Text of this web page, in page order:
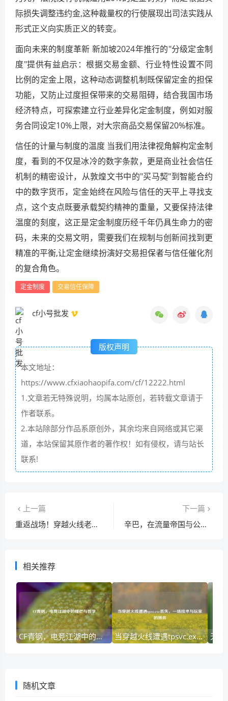
际损失调整违约金,这种裁量权的行使展现出司法实践从
形式正义向实质正义的转变。
面向未来的制度革新 新加坡2024年推行的"分级定金制
度"提供有益启示：根据交易金额、行业特性设置不同
比例的定金上限，这种动态调整机制既保留定金的担保
功能，又防止过度担保带来的交易阻碍，结合我国市场
经济特点，可探索建立行业差异化定金制度，例如对服
务合同设定10%上限，对大宗商品交易保留20%标准。
信任的计量与制度的温度 当我们用法律视角解构定金制
度，看到的不仅是冰冷的数字条款，更是商业社会信任
机制的精密设计，从敦煌文书中的"买马契"到智能合约
中的数字货币，定金始终在风险与信任的天平上寻找支
点，这个支点既要承载契约精神的重量，又要保持法律
温度的刻度，这正是定金制度历经千年仍具生命力的密
码，未来的交易文明，需要我们在规制与创新间找到更
精准的平衡,让定金继续扮演好交易担保者与信任催化剂
的复合角色。
定金制度 交易信任保障
cf小号批发
版权声明
本文地址：
https://www.cfxiaohaopifa.com/cf/12222.html
1.文章若无特殊说明，均属本站原创，若转载文章请于
作者联系。
2.本站除部分作品系原创外，其余均来自网络或其它渠
道，本站保留其原作者的著作权！如有侵权，请与站长
联系!
上一篇
重返战场！穿越火线老兵回归，再燃枪战激情
下一篇
辛巴，在流量帝国与公众信任间挣扎的草莽英雄
相关推荐
CF青钢，电竞江湖中的锋芒与哲学 当穿越火线遭遇tpsvc.exe丢失，一场技术与玩家的博弈
随机文章